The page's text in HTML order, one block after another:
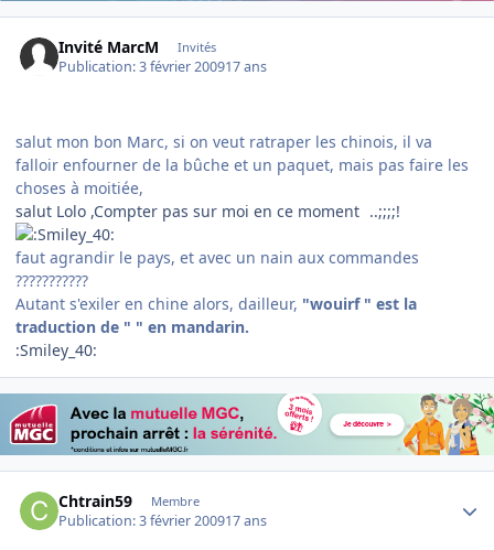
Invité MarcM Invités
Publication:3 février 200917 ans
salut mon bon Marc, si on veut ratraper les chinois, il va
falloir enfourner de la bûche et un paquet, mais pas faire les
choses à moitiée,
salut Lolo ,Compter pas sur moi en ce moment ..;;;;!
faut agrandir le pays, et avec un nain aux commandes
???????????
Autant s'exiler en chine alors, dailleur, "wouirf " est la
traduction de " " en mandarin.
:Smiley_40:
Chtrain59 Membre
Publication:3 février 200917 ans